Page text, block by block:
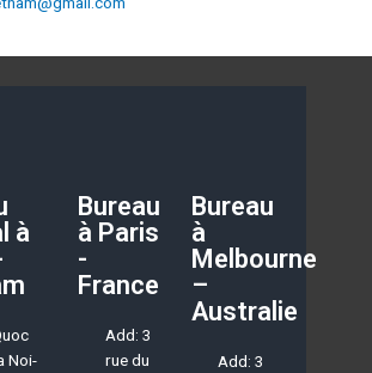
à
Noi-
Bureau
à Paris
-
France
Add: 3
rue du
Bureau
à
Melbourne
–
Australie
Add: 3